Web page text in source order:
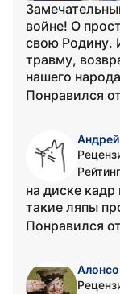
войне! О
свою Родину.
травму,
нашего
Понравился
Рейтинг
на диске
такие ляпы
Понравился